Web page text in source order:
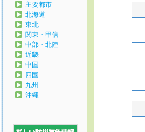
主要都市
北海道
東北
関東・甲信
中部・北陸
近畿
中国
四国
九州
沖縄